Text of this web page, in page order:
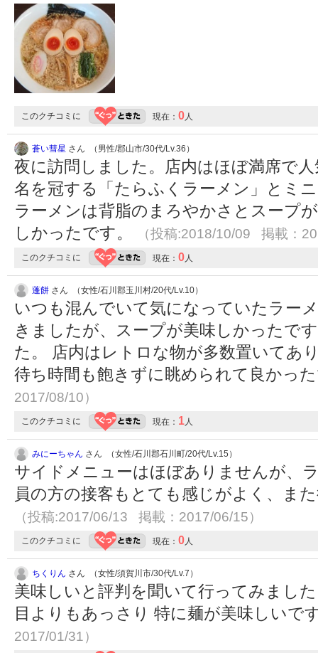
このクチコミに 現在： 0人
蒼い彗星 さん （男性/郡山市/30代/Lv.36）
夜に訪問しました。店内はほぼ満席で
名を冠する「たらふくラーメン」とミ
ラーメンは背脂のまろやかさとスープ
しかったです。
（投稿:2018/10/09 掲載：
このクチコミに 現在： 0人
蓬餅 さん （女性/石川郡玉川村/20代/Lv.10）
いつも混んでいて気になっていたラー
きましたが、スープが美味しかったで
た。 店内はレトロな物が多数置いてあ
待ち時間も飽きずに眺められて良かっ
2017/08/10）
このクチコミに 現在： 1人
みにーちゃん さん （女性/石川郡石川町/20代/Lv.15）
サイドメニューはほぼありませんが、
員の方の接客もとても感じがよく、ま
（投稿:2017/06/13 掲載：2017/06/15）
このクチコミに 現在： 0人
ちくりん さん （女性/須賀川市/30代/Lv.7）
美味しいと評判を聞いて行ってみまし
目よりもあっさり 特に麺が美味しいで
2017/01/31）